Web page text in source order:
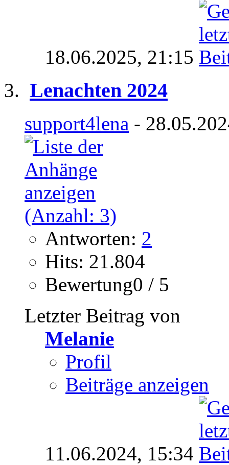
18.06.2025, 21:15
Lenachten 2024
support4lena -
Antworten: 2
Hits: 21.804
Bewertung0 / 5
Letzter Beitrag von
Melanie
Profil
Beiträge anzeigen
11.06.2024, 15:34